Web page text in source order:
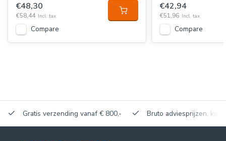
€48,30
€58,44 Incl. tax
Compare
€42,94
€51,96 Incl. tax
Compare
Gratis verzending vanaf € 800,- Bruto adviesprijzen,